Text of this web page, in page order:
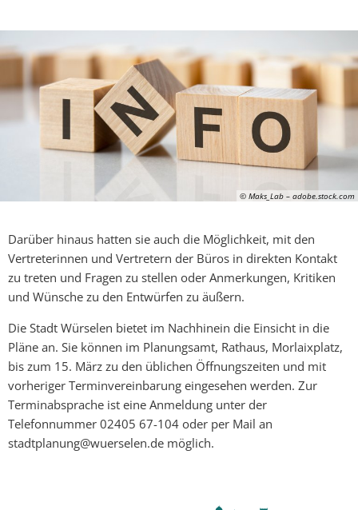
© Maks_Lab – adobe.stock.com
Darüber hinaus hatten sie auch die Möglichkeit, mit den
Vertreterinnen und Vertretern der Büros in direkten Kontakt
zu treten und Fragen zu stellen oder Anmerkungen, Kritiken
und Wünsche zu den Entwürfen zu äußern.
Die Stadt Würselen bietet im Nachhinein die Einsicht in die
Pläne an. Sie können im Planungsamt, Rathaus, Morlaixplatz,
bis zum 15. März zu den üblichen Öffnungszeiten und mit
vorheriger Terminvereinbarung eingesehen werden. Zur
Terminabsprache ist eine Anmeldung unter der
Telefonnummer 02405 67-104 oder per Mail an
stadtplanung@wuerselen.de möglich.